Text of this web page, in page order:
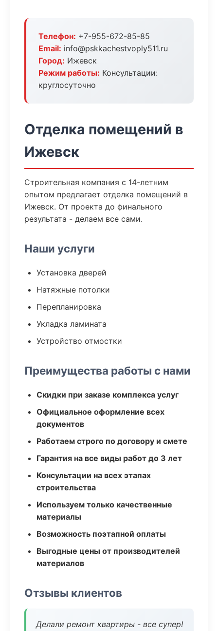
Телефон: +7-955-672-85-85
Email: info@pskkachestvoply511.ru
Город: Ижевск
Режим работы: Консультации:
круглосуточно
Отделка помещений в
Ижевск
Строительная компания с 14-летним
опытом предлагает отделка помещений в
Ижевск. От проекта до финального
результата - делаем все сами.
Наши услуги
Установка дверей
Натяжные потолки
Перепланировка
Укладка ламината
Устройство отмостки
Преимущества работы с нами
Скидки при заказе комплекса услуг
Официальное оформление всех
документов
Работаем строго по договору и смете
Гарантия на все виды работ до 3 лет
Консультации на всех этапах
строительства
Используем только качественные
материалы
Возможность поэтапной оплаты
Выгодные цены от производителей
материалов
Отзывы клиентов
Делали ремонт квартиры - все супер!